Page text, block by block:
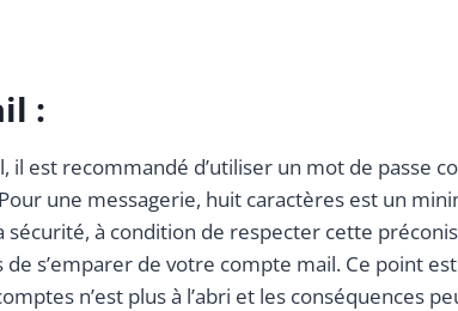
:
il est recommandé d’utiliser un mot de passe
une messagerie, huit caractères est un
sécurité, à condition de respecter cette
s’emparer de votre compte mail. Ce point
n’est plus à l’abri et les conséquences